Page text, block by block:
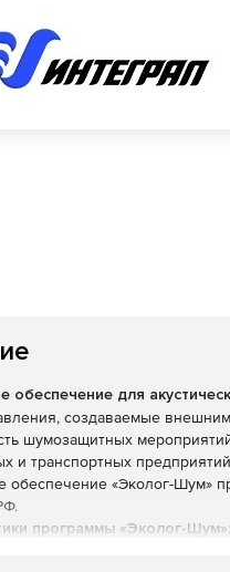
обеспечение для
создаваемые
шумозащитных
и транспортных
обеспечение «Эколог-Шум»
программы «Эколог-Шум»: